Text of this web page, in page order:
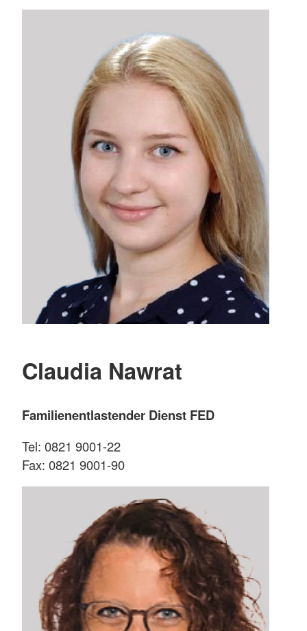
Claudia Nawrat
Familienentlastender Dienst FED
Tel: 0821 9001-22
Fax: 0821 9001-90